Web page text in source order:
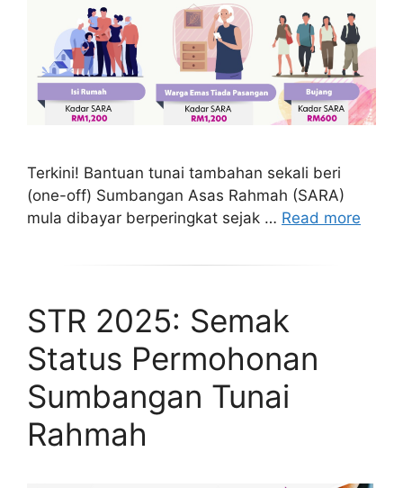
Terkini! Bantuan tunai tambahan sekali beri
(one-off) Sumbangan Asas Rahmah (SARA)
mula dibayar berperingkat sejak … Read more
STR 2025: Semak
Status Permohonan
Sumbangan Tunai
Rahmah